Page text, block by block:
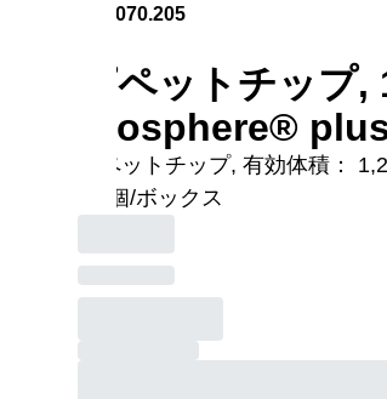
70.3070.205
ピペットチップ
Biosphere®
ピペットチップ, 有効体積：
96 個/ボックス